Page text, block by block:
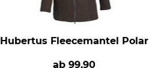
Hubertus Fleecemantel Polar
ab99,90